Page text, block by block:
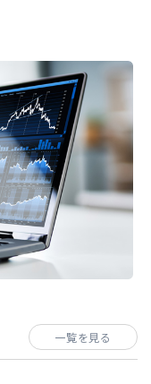
一覧を見る